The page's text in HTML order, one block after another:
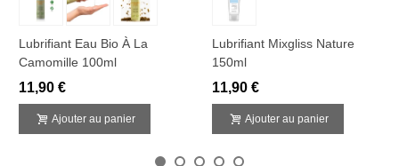
Lubrifiant Eau Bio À La
Camomille 100ml
11,90 €
Ajouter au panier
Lubrifiant Mixgliss Nature
150ml
11,90 €
Ajouter au panier